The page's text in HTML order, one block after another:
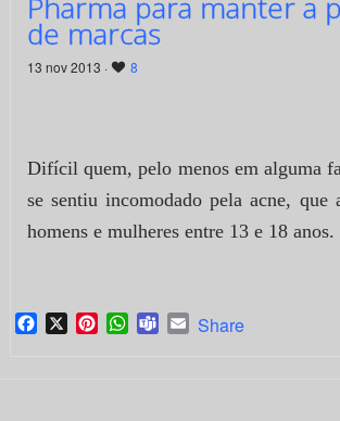
Pharma para manter a
de marcas
13 nov 2013 · 8
Difícil quem, pelo menos em alguma
se sentiu incomodado pela acne, que
homens e mulheres entre 13 e 18 anos.
Facebook
X PinterestWhatsApp
TeamsEmail
Share